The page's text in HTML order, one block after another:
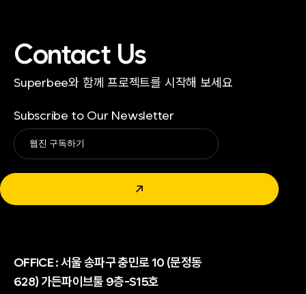
Contact Us
Superbee와 함께 프로젝트를 시작해 보세요
Subscribe to Our Newsletter
↗
Alternative:
OFFICE :서울 송파구 충민로 10 (문정동
628) 가든파이브툴 9층-S15호